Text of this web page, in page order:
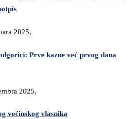
2025,
Prve kazne već prvog dana
2025,
većinskog vlasnika